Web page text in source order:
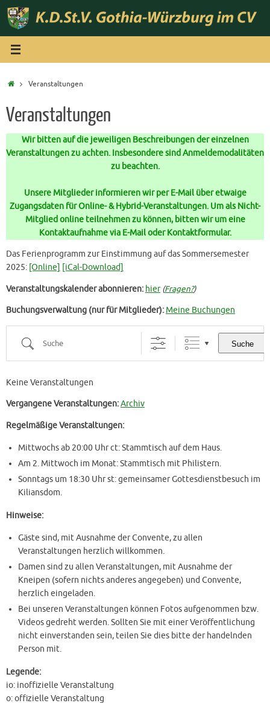
Zum
Inhalt
springen
StartVeranstaltungen
Veranstaltungen
Wir bitten auf die jeweiligen Beschreibungen der einzelnen
Veranstaltungen zu achten. Insbesondere sind Anmeldemodalitäten
zu beachten.
Unsere Mitglieder informieren wir per E-Mail über etwaige
Zugangsdaten für Online- & Hybrid-Veranstaltungen. Um als Nicht-
Mitglied online teilnehmen zu können, bitten wir um eine
Kontaktaufnahme via E-Mail oder Kontaktformular.
Das Ferienprogramm zur Einstimmung auf das Sommersemester
2025: [Online] [iCal-Download]
Veranstaltungskalender abonnieren: hier (Fragen?)
Buchungsverwaltung (nur für Mitglieder): Meine Buchungen
Suche
Suche
Keine Veranstaltungen
Vergangene Veranstaltungen:Archiv
Regelmäßige Veranstaltungen:
Mittwochs ab 20:00 Uhr ct: Stammtisch auf dem Haus.
Am 2. Mittwoch im Monat: Stammtisch mit Philistern.
Sonntags um 18:30 Uhr st: gemeinsamer Gottesdienstbesuch im
Kiliansdom.
Hinweise:
Gäste sind, mit Ausnahme der Convente, zu allen
Veranstaltungen herzlich willkommen.
Damen sind zu allen Veranstaltungen, mit Ausnahme der
Kneipen (sofern nichts anderes angegeben) und Convente,
herzlich eingeladen.
Bei unseren Veranstaltungen können Fotos aufgenommen bzw.
Videos gedreht werden. Sollten Sie mit einer Veröffentlichung
nicht einverstanden sein, teilen Sie dies bitte der handelnden
Person mit.
Legende:
io: inoffizielle Veranstaltung
o: offizielle Veranstaltung